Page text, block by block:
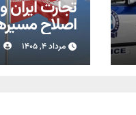
تجارت ایران
اصلاح
لجستیکی
مرداد ۴, ۱۴۰۵